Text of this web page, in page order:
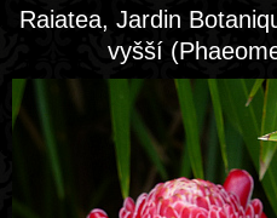
Raiatea, Jardin
vyšší